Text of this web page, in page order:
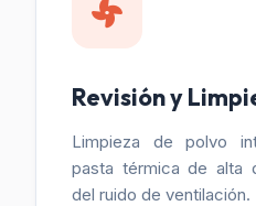
Revisión y
Limpieza de polvo
pasta térmica de alta
del ruido de ventilación.